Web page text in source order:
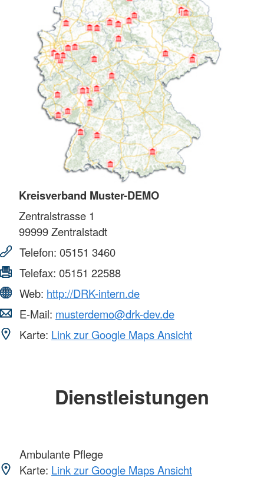
Kreisverband Muster-DEMO
Zentralstrasse 1
99999Zentralstadt
Telefon: 05151 3460
Telefax: 05151 22588
Web: http://DRK-intern.de
E-Mail: musterdemo@drk-dev.de
Karte: Link zur Google Maps Ansicht
Dienstleistungen
Ambulante Pflege
Karte: Link zur Google Maps Ansicht